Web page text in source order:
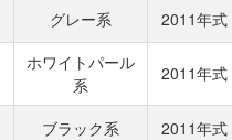
グレー系 2011年式
ホワイトパール
系
2011年式
ブラック系 2011年式